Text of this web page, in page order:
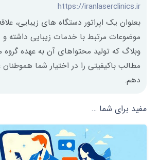
https://iranlaserclinics.ir
بعنوان یک اپراتور دستگاه های زیبایی،
موضوعات مرتبط با خدمات زیبایی داشته و
وبلاگ که تولید محتواهای آن به عهده
مطالب باکیفیتی را در اختیار شما هموطنان
دهم.
مفید برای شما …